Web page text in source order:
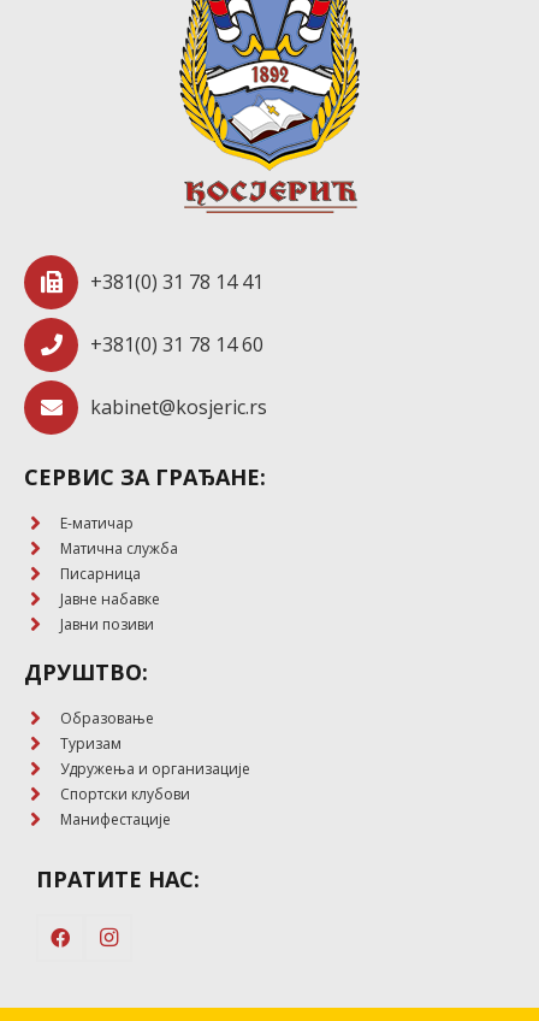
+381(0) 31 78 14 41
+381(0) 31 78 14 60
kabinet@kosjeric.rs
СЕРВИС ЗА ГРАЂАНЕ:
E-матичар
Матична служба
Писарница
Јавне набавке
Јавни позиви
ДРУШТВО:
Образовање
Туризам
Удружења и организације
Спортски клубови
Манифестације
ПРАТИТЕ НАС: